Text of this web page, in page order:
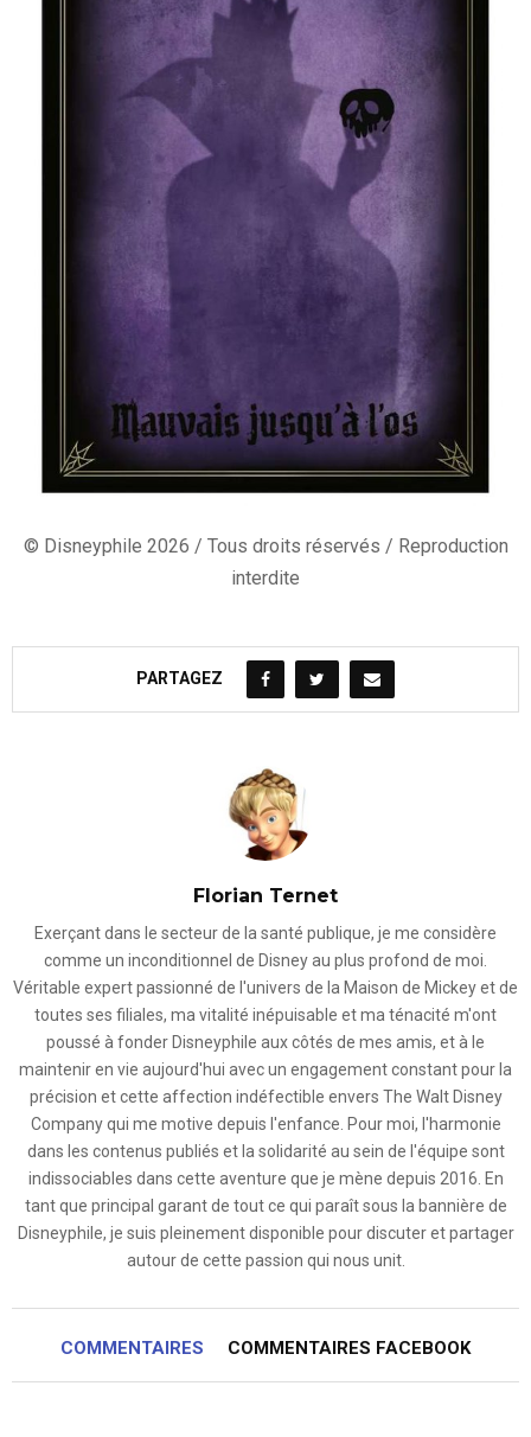
© Disneyphile 2026 / Tous droits réservés / Reproduction
interdite
PARTAGEZ
Florian Ternet
Exerçant dans le secteur de la santé publique, je me considère
comme un inconditionnel de Disney au plus profond de moi.
Véritable expert passionné de l'univers de la Maison de Mickey et de
toutes ses filiales, ma vitalité inépuisable et ma ténacité m'ont
poussé à fonder Disneyphile aux côtés de mes amis, et à le
maintenir en vie aujourd'hui avec un engagement constant pour la
précision et cette affection indéfectible envers The Walt Disney
Company qui me motive depuis l'enfance. Pour moi, l'harmonie
dans les contenus publiés et la solidarité au sein de l'équipe sont
indissociables dans cette aventure que je mène depuis 2016. En
tant que principal garant de tout ce qui paraît sous la bannière de
Disneyphile, je suis pleinement disponible pour discuter et partager
autour de cette passion qui nous unit.
COMMENTAIRES COMMENTAIRES FACEBOOK